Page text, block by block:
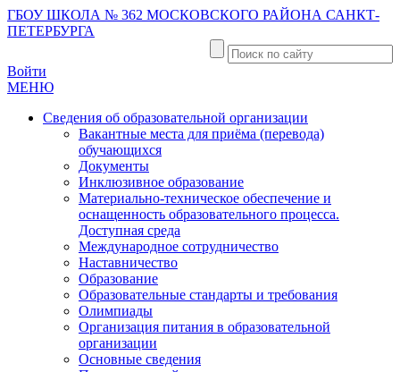
ГБОУ ШКОЛА № 362 МОСКОВСКОГО РАЙОНА САНКТ-
ПЕТЕРБУРГА
Войти
МЕНЮ
Сведения об образовательной организации
Вакантные места для приёма (перевода)
обучающихся
Документы
Инклюзивное образование
Материально-техническое обеспечение и
оснащенность образовательного процесса.
Доступная среда
Международное сотрудничество
Наставничество
Образование
Образовательные стандарты и требования
Олимпиады
Организация питания в образовательной
организации
Основные сведения